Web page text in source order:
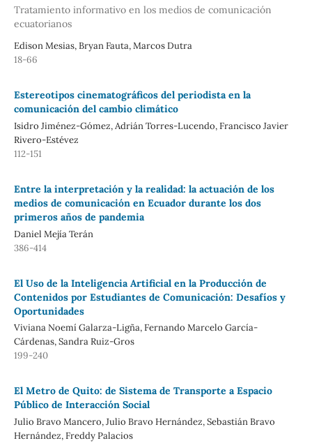
Tratamiento informativo en los medios de comunicación
ecuatorianos
Edison Mesias, Bryan Fauta, Marcos Dutra
18-66
Estereotipos cinematográficos del periodista en la
comunicación del cambio climático
Isidro Jiménez-Gómez, Adrián Torres-Lucendo, Francisco Javier
Rivero-Estévez
112-151
Entre la interpretación y la realidad: la actuación de los
medios de comunicación en Ecuador durante los dos
primeros años de pandemia
Daniel Mejía Terán
386-414
El Uso de la Inteligencia Artificial en la Producción de
Contenidos por Estudiantes de Comunicación: Desafíos y
Oportunidades
Viviana Noemí Galarza-Ligña, Fernando Marcelo García-
Cárdenas, Sandra Ruiz-Gros
199-240
El Metro de Quito: de Sistema de Transporte a Espacio
Público de Interacción Social
Julio Bravo Mancero, Julio Bravo Hernández, Sebastián Bravo
Hernández, Freddy Palacios